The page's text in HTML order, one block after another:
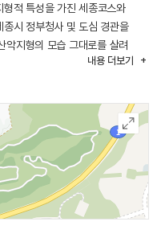
적 특성을 가진 세종코스와
시 정부청사 및 도심 경관을
악지형의 모습 그대로를 살려
내용 더보기